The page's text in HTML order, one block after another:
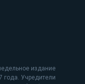
издание
года. Учредители